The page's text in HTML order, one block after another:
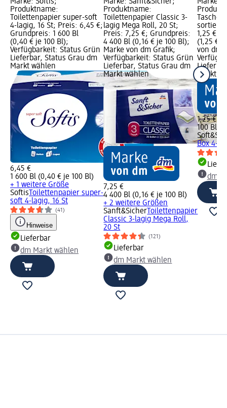
Produktname:
Toilettenpapier super-soft
4-lagig, 16 St; Preis: 6,45 €;
Grundpreis: 1 600 Bl
(0,40 € je 100 Bl);
Verfügbarkeit: Status Grün
Lieferbar, Status Grau dm
Markt wählen
6,45 €
1 600 Bl (0,40 € je 100 Bl)
+ 1 weitere Größe
Softis Toilettenpapier super-
soft 4-lagig, 16 St
(41)
Hinweise
Lieferbar
dm Markt wählen
Produktname:
Toilettenpapier Classic 3-
lagig Mega Roll, 20 St;
Preis: 7,25 €; Grundpreis:
4 400 Bl (0,16 € je 100 Bl);
Marke von dm Grafik;
Verfügbarkeit: Status Grün
Lieferbar, Status Grau dm
Markt wählen
7,25 €
4 400 Bl (0,16 € je 100 Bl)
+ 2 weitere Größen
Sanft&Sicher Toilettenpapier
Classic 3-lagig Mega Roll,
20 St
(121)
Lieferbar
dm Markt wählen
sortiert,
1,25 €;
(1,25 €
von dm
Markt
1,25 €
100 Bl
Box 4-
dm